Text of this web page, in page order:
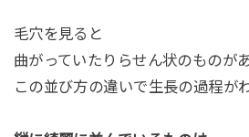
毛穴を見ると
曲がっていたりらせん状のものがあ
この並び方の違いで生長の過程が